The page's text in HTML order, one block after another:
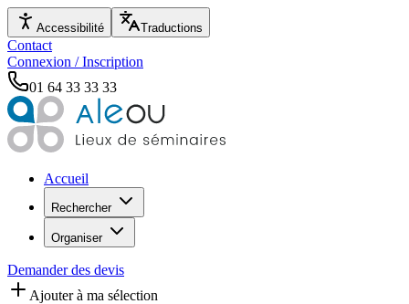
Accessibilité Traductions
Contact
Connexion / Inscription
01 64 33 33 33
Accueil
Rechercher
Organiser
Demander des devis
Ajouter à ma sélection